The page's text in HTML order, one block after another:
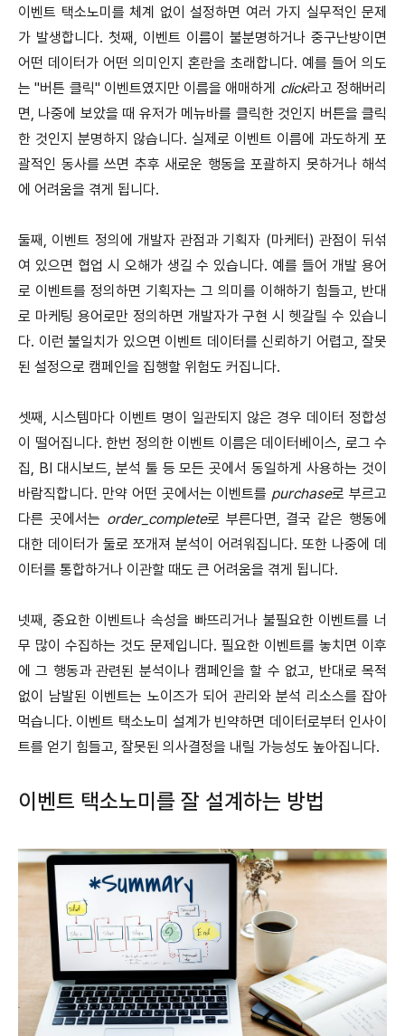
이벤트 택소노미를 체계 없이 설정하면 여러 가지 실무적인 문제
가 발생합니다. 첫째, 이벤트 이름이 불분명하거나 중구난방이면
어떤 데이터가 어떤 의미인지 혼란을 초래합니다. 예를 들어 의도
는 "버튼 클릭" 이벤트였지만 이름을 애매하게 click라고 정해버리
면, 나중에 보았을 때 유저가 메뉴바를 클릭한 것인지 버튼을 클릭
한 것인지 분명하지 않습니다. 실제로 이벤트 이름에 과도하게 포
괄적인 동사를 쓰면 추후 새로운 행동을 포괄하지 못하거나 해석
에 어려움을 겪게 됩니다.
둘째, 이벤트 정의에 개발자 관점과 기획자 (마케터) 관점이 뒤섞
여 있으면 협업 시 오해가 생길 수 있습니다. 예를 들어 개발 용어
로 이벤트를 정의하면 기획자는 그 의미를 이해하기 힘들고, 반대
로 마케팅 용어로만 정의하면 개발자가 구현 시 헷갈릴 수 있습니
다. 이런 불일치가 있으면 이벤트 데이터를 신뢰하기 어렵고, 잘못
된 설정으로 캠페인을 집행할 위험도 커집니다.
셋째, 시스템마다 이벤트 명이 일관되지 않은 경우 데이터 정합성
이 떨어집니다. 한번 정의한 이벤트 이름은 데이터베이스, 로그 수
집, BI 대시보드, 분석 툴 등 모든 곳에서 동일하게 사용하는 것이
바람직합니다. 만약 어떤 곳에서는 이벤트를 purchase로 부르고
다른 곳에서는 order_complete로 부른다면, 결국 같은 행동에
대한 데이터가 둘로 쪼개져 분석이 어려워집니다. 또한 나중에 데
이터를 통합하거나 이관할 때도 큰 어려움을 겪게 됩니다.
넷째, 중요한 이벤트나 속성을 빠뜨리거나 불필요한 이벤트를 너
무 많이 수집하는 것도 문제입니다. 필요한 이벤트를 놓치면 이후
에 그 행동과 관련된 분석이나 캠페인을 할 수 없고, 반대로 목적
없이 남발된 이벤트는 노이즈가 되어 관리와 분석 리소스를 잡아
먹습니다. 이벤트 택소노미 설계가 빈약하면 데이터로부터 인사이
트를 얻기 힘들고, 잘못된 의사결정을 내릴 가능성도 높아집니다.
이벤트 택소노미를 잘 설계하는 방법